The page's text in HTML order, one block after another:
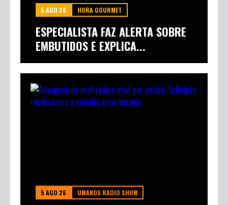
5 AGO 26 HORA GOURMET
ESPECIALISTA FAZ ALERTA SOBRE
EMBUTIDOS E EXPLICA...
5 AGO 26 UMANOS RADIO SHOW